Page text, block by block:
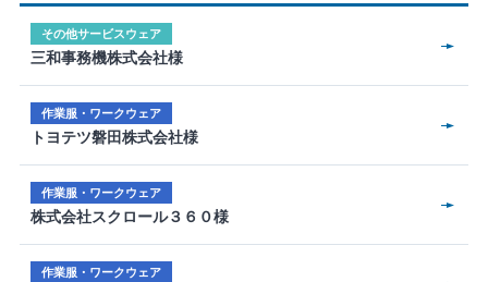
その他サービスウェア
三和事務機株式会社様
作業服・ワークウェア
トヨテツ磐田株式会社様
作業服・ワークウェア
株式会社スクロール３６０様
作業服・ワークウェア